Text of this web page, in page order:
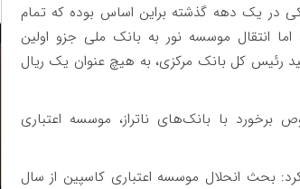
در یک دهه گذشته براین اساس بوده که تمام
انتقال موسسه نور به بانک ملی جزو اولین
رئیس کل بانک مرکزی، به هیچ عنوان یک ریال
با بانک‌های ناتراز، موسسه اعتباری
بحث انحلال موسسه اعتباری کاسپین از سال